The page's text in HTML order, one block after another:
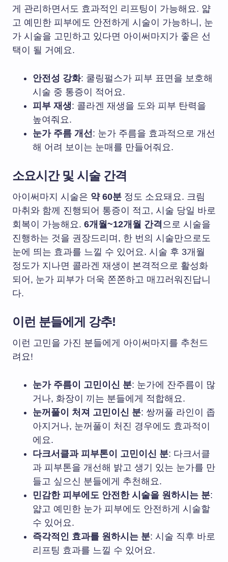
게 관리하면서도 효과적인 리프팅이 가능해요. 얇
고 예민한 피부에도 안전하게 시술이 가능하니, 눈
가 시술을 고민하고 있다면 아이써마지가 좋은 선
택이 될 거예요.
안전성 강화: 쿨링펄스가 피부 표면을 보호해
시술 중 통증이 적어요.
피부 재생: 콜라겐 재생을 도와 피부 탄력을
높여줘요.
눈가 주름 개선: 눈가 주름을 효과적으로 개선
해 어려 보이는 눈매를 만들어줘요.
소요시간 및 시술 간격
아이써마지 시술은 약 60분 정도 소요돼요. 크림
마취와 함께 진행되어 통증이 적고, 시술 당일 바로
회복이 가능해요. 6개월~12개월 간격 으로 시술을
진행하는 것을 권장드리며, 한 번의 시술만으로도
눈에 띄는 효과를 느낄 수 있어요. 시술 후 3개월
정도가 지나면 콜라겐 재생이 본격적으로 활성화
되어, 눈가 피부가 더욱 쫀쫀하고 매끄러워진답니
다.
이런 분들에게 강추!
이런 고민을 가진 분들에게 아이써마지를 추천드
려요!
눈가 주름이 고민이신 분: 눈가에 잔주름이 많
거나, 화장이 끼는 분들에게 적합해요.
눈꺼풀이 처져 고민이신 분: 쌍꺼풀 라인이 좁
아지거나, 눈꺼풀이 처진 경우에도 효과적이
에요.
다크서클과 피부톤이 고민이신 분: 다크서클
과 피부톤을 개선해 밝고 생기 있는 눈가를 만
들고 싶으신 분들에게 추천해요.
민감한 피부에도 안전한 시술을 원하시는 분:
얇고 예민한 눈가 피부에도 안전하게 시술할
수 있어요.
즉각적인 효과를 원하시는 분: 시술 직후 바로
리프팅 효과를 느낄 수 있어요.